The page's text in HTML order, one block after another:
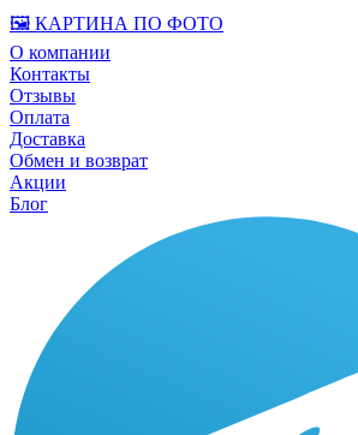
🖼️ КАРТИНА ПО ФОТО
О компании
Контакты
Отзывы
Оплата
Доставка
Обмен и возврат
Акции
Блог